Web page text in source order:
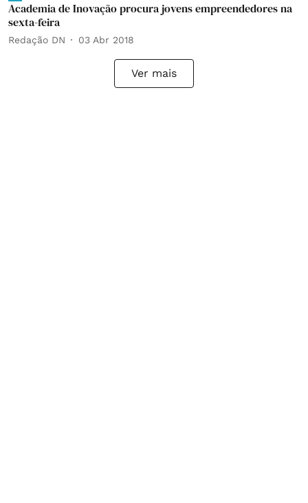
Academia de Inovação procura jovens empreendedores na
sexta-feira
Redação DN 03 Abr 2018
Ver mais